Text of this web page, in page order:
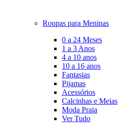
Roupas para Meninas
0 a 24 Meses
1 a 3 Anos
4 a 10 anos
10 a 16 anos
Fantasias
Pijamas
Acessórios
Calcinhas e Meias
Moda Praia
Ver Tudo